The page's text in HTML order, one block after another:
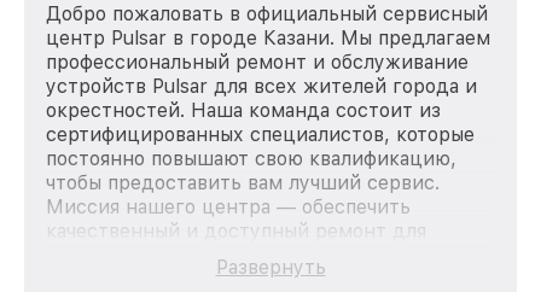
Добро пожаловать в официальный сервисный
центр Pulsar в городе Казани. Мы предлагаем
профессиональный ремонт и обслуживание
устройств Pulsar для всех жителей города и
окрестностей. Наша команда состоит из
сертифицированных специалистов, которые
постоянно повышают свою квалификацию,
чтобы предоставить вам лучший сервис.
Миссия нашего центра — обеспечить
качественный и доступный ремонт для
каждого пользователя продукции Pulsar, вне
зависимости от сложности поломки. Мы
Развернуть